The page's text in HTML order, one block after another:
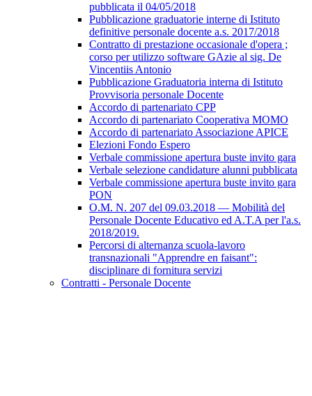
pubblicata il 04/05/2018
Pubblicazione graduatorie interne di Istituto
definitive personale docente a.s. 2017/2018
Contratto di prestazione occasionale d'opera ;
corso per utilizzo software GAzie al sig. De
Vincentiis Antonio
Pubblicazione Graduatoria interna di Istituto
Provvisoria personale Docente
Accordo di partenariato CPP
Accordo di partenariato Cooperativa MOMO
Accordo di partenariato Associazione APICE
Elezioni Fondo Espero
Verbale commissione apertura buste invito gara
Verbale selezione candidature alunni pubblicata
Verbale commissione apertura buste invito gara
PON
O.M. N. 207 del 09.03.2018 — Mobilità del
Personale Docente Educativo ed A.T.A per l'a.s.
2018/2019.
Percorsi di alternanza scuola-lavoro
transnazionali "Apprendre en faisant":
disciplinare di fornitura servizi
Contratti - Personale Docente